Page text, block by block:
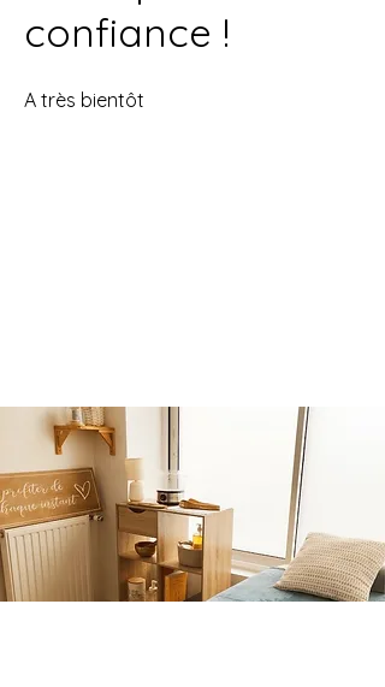
confiance !
A très bientôt